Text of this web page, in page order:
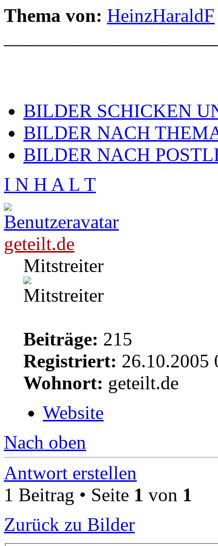
Thema von: HeinzHaraldF
BILDER SCHICKEN
BILDER NACH
BILDER NACH
I N H A L T
geteilt.de
Mitstreiter
Beiträge: 215
Registriert: 26.10.2005
Wohnort: geteilt.de
Website
Nach oben
Antwort erstellen
1 Beitrag • Seite 1 von 1
Zurück zu Bilder